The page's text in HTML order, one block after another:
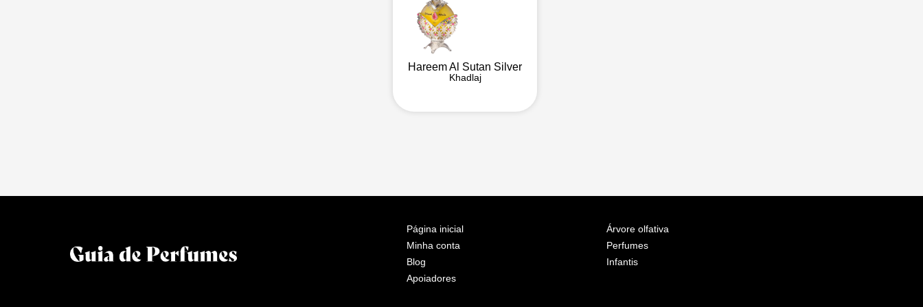
Hareem Al Sutan Silver
Khadlaj
Página inicial
Minha conta
Blog
Apoiadores
Árvore olfativa
Perfumes
Infantis